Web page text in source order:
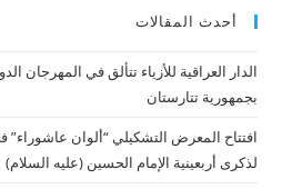
أحدث المقالات
الدار العراقية للأزياء تتألق في المهرجان
بجمهورية تتارستان
افتتاح المعرض التشكيلي “ألوان عاشوراء” في
لذكرى أربعينية الإمام الحسين (عليه السلام)